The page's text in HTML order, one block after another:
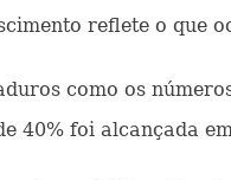
reflete o que
como os
40% foi alcançada